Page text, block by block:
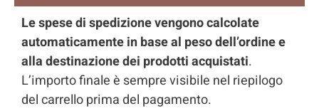
Le spese di spedizione vengono calcolate
automaticamente in base al peso dell’ordine e
alla destinazione dei prodotti acquistati.
L’importo finale è sempre visibile nel riepilogo
del carrello prima del pagamento.